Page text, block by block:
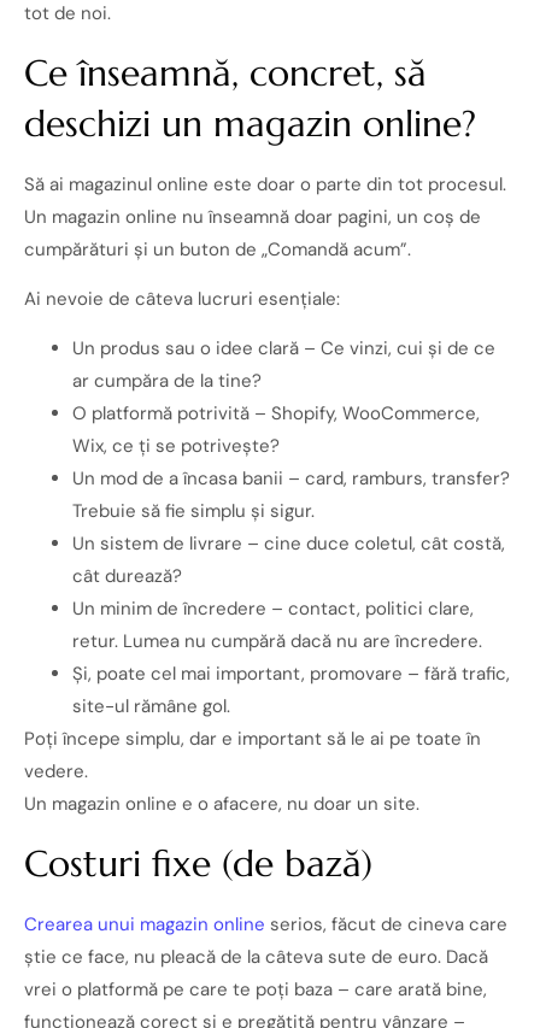
tot de noi.
Ce înseamnă, concret, să
deschizi un magazin online?
Să ai magazinul online este doar o parte din tot procesul.
Un magazin online nu înseamnă doar pagini, un coș de
cumpărături și un buton de „Comandă acum”.
Ai nevoie de câteva lucruri esențiale:
Un produs sau o idee clară – Ce vinzi, cui și de ce
ar cumpăra de la tine?
O platformă potrivită – Shopify, WooCommerce,
Wix, ce ți se potrivește?
Un mod de a încasa banii – card, ramburs, transfer?
Trebuie să fie simplu și sigur.
Un sistem de livrare – cine duce coletul, cât costă,
cât durează?
Un minim de încredere – contact, politici clare,
retur. Lumea nu cumpără dacă nu are încredere.
Și, poate cel mai important, promovare – fără trafic,
site-ul rămâne gol.
Poți începe simplu, dar e important să le ai pe toate în
vedere.
Un magazin online e o afacere, nu doar un site.
Costuri fixe (de bază)
Crearea unui magazin online serios, făcut de cineva care
știe ce face, nu pleacă de la câteva sute de euro. Dacă
vrei o platformă pe care te poți baza – care arată bine,
funcționează corect și e pregătită pentru vânzare –